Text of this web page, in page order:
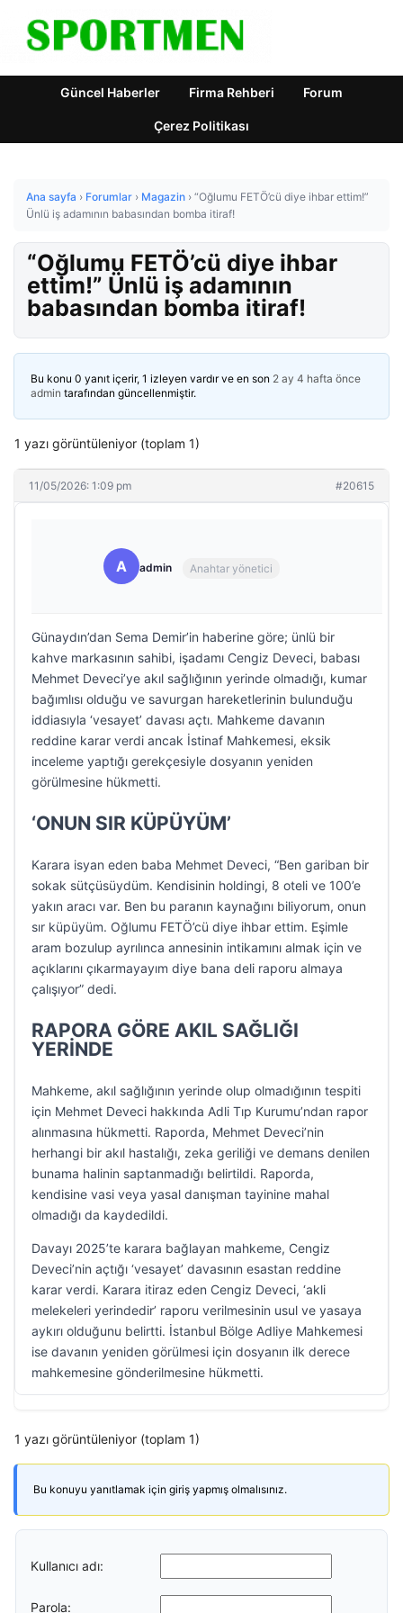
Güncel Haberler Firma Rehberi Forum
Çerez Politikası
Ana sayfa › Forumlar › Magazin › “Oğlumu FETÖ’cü diye ihbar ettim!”
Ünlü iş adamının babasından bomba itiraf!
“Oğlumu FETÖ’cü diye ihbar
ettim!” Ünlü iş adamının
babasından bomba itiraf!
Bu konu 0 yanıt içerir, 1 izleyen vardır ve en son 2 ay 4 hafta önce
admin tarafından güncellenmiştir.
1 yazı görüntüleniyor (toplam 1)
11/05/2026: 1:09 pm #20615
A admin Anahtar yönetici
Günaydın’dan Sema Demir’in haberine göre; ünlü bir
kahve markasının sahibi, işadamı Cengiz Deveci, babası
Mehmet Deveci’ye akıl sağlığının yerinde olmadığı, kumar
bağımlısı olduğu ve savurgan hareketlerinin bulunduğu
iddiasıyla ‘vesayet’ davası açtı. Mahkeme davanın
reddine karar verdi ancak İstinaf Mahkemesi, eksik
inceleme yaptığı gerekçesiyle dosyanın yeniden
görülmesine hükmetti.
‘ONUN SIR KÜPÜYÜM’
Karara isyan eden baba Mehmet Deveci, “Ben gariban bir
sokak sütçüsüydüm. Kendisinin holdingi, 8 oteli ve 100’e
yakın aracı var. Ben bu paranın kaynağını biliyorum, onun
sır küpüyüm. Oğlumu FETÖ’cü diye ihbar ettim. Eşimle
aram bozulup ayrılınca annesinin intikamını almak için ve
açıklarını çıkarmayayım diye bana deli raporu almaya
çalışıyor” dedi.
RAPORA GÖRE AKIL SAĞLIĞI
YERİNDE
Mahkeme, akıl sağlığının yerinde olup olmadığının tespiti
için Mehmet Deveci hakkında Adli Tıp Kurumu’ndan rapor
alınmasına hükmetti. Raporda, Mehmet Deveci’nin
herhangi bir akıl hastalığı, zeka geriliği ve demans denilen
bunama halinin saptanmadığı belirtildi. Raporda,
kendisine vasi veya yasal danışman tayinine mahal
olmadığı da kaydedildi.
Davayı 2025’te karara bağlayan mahkeme, Cengiz
Deveci’nin açtığı ‘vesayet’ davasının esastan reddine
karar verdi. Karara itiraz eden Cengiz Deveci, ‘akli
melekeleri yerindedir’ raporu verilmesinin usul ve yasaya
aykırı olduğunu belirtti. İstanbul Bölge Adliye Mahkemesi
ise davanın yeniden görülmesi için dosyanın ilk derece
mahkemesine gönderilmesine hükmetti.
1 yazı görüntüleniyor (toplam 1)
Bu konuyu yanıtlamak için giriş yapmış olmalısınız.
Kullanıcı adı:
Parola: